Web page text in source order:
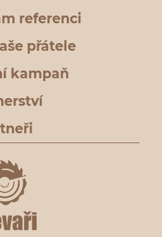
referenci
přátele
kampaň